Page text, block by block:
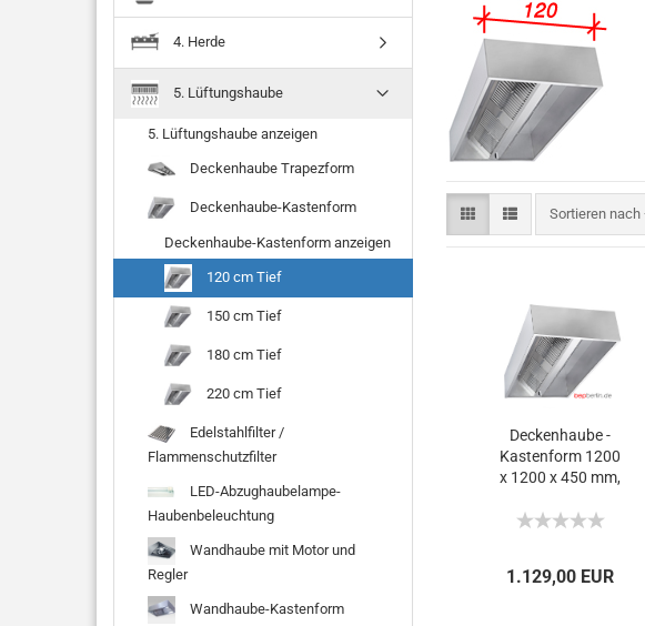
Sortieren nach
Deckenhaube -
Kastenform 1200
x 1200 x 450 mm,
1.129,00 EUR
4. Herde
5. Lüftungshaube
5. Lüftungshaube anzeigen
Deckenhaube Trapezform
Deckenhaube-Kastenform
Deckenhaube-Kastenform anzeigen
120 cm Tief
150 cm Tief
180 cm Tief
220 cm Tief
Edelstahlfilter /
Flammenschutzfilter
LED-Abzughaubelampe-
Haubenbeleuchtung
Wandhaube mit Motor und
Regler
Wandhaube-Kastenform